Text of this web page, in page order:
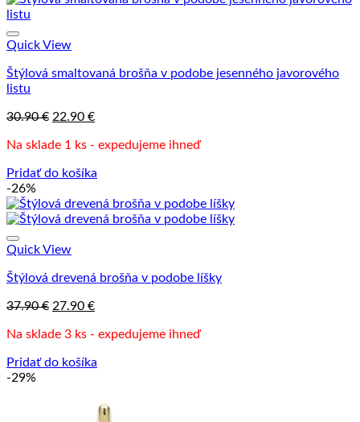
Quick View
Štýlová smaltovaná brošňa v podobe jesenného javorového
listu
30.90€ Pôvodná
bola:
22.90 €Aktuálna
je:
Na sklade 1 ks - expedujeme ihneď
Pridať do košíka
-26%
Quick View
Štýlová drevená brošňa v podobe líšky
37.90€ Pôvodná
bola:
27.90 €Aktuálna
je:
Na sklade 3 ks - expedujeme ihneď
Pridať do košíka
-29%